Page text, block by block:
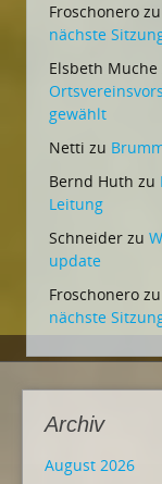
Froschonero zu
nächste
Elsbeth Muche
gewählt
Netti zu
Bernd Huth zu
Leitung
Schneider zu
update
Froschonero zu
nächste
Archiv
August 2026